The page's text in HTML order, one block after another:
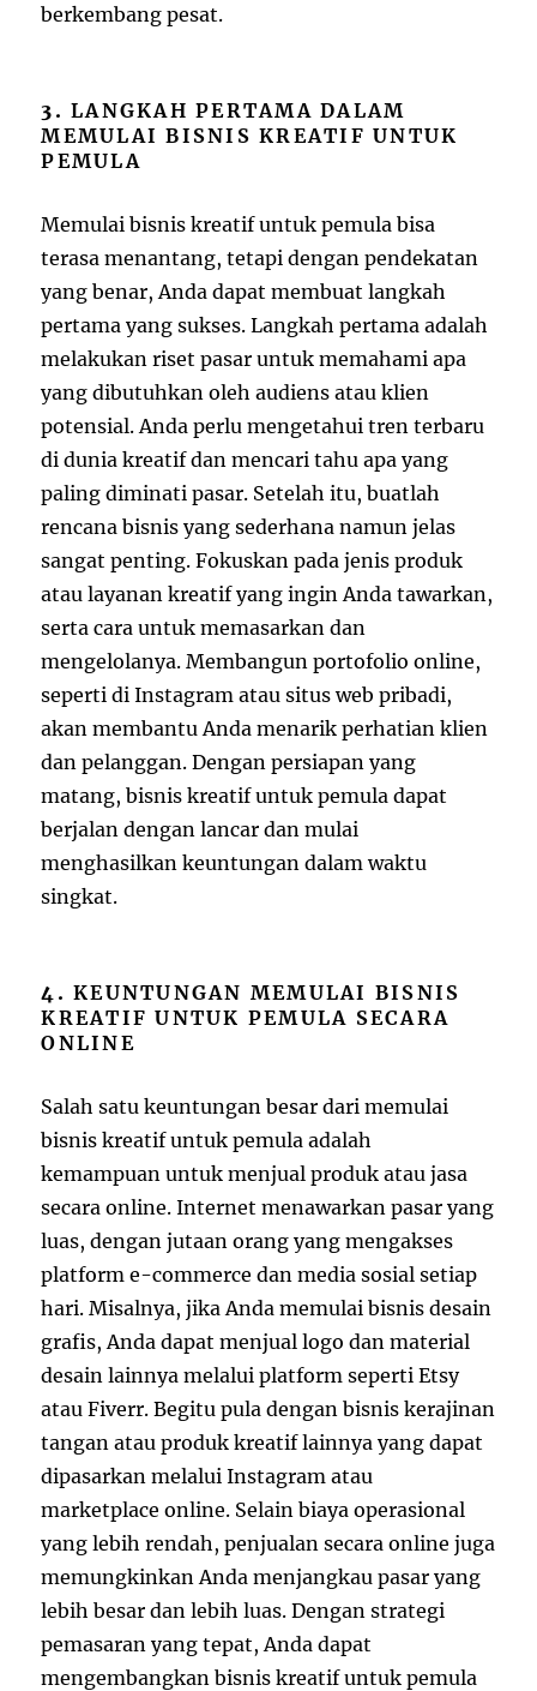
berkembang pesat.
3.LANGKAH PERTAMA DALAM
MEMULAI BISNIS KREATIF UNTUK
PEMULA
Memulai bisnis kreatif untuk pemula bisa
terasa menantang, tetapi dengan pendekatan
yang benar, Anda dapat membuat langkah
pertama yang sukses. Langkah pertama adalah
melakukan riset pasar untuk memahami apa
yang dibutuhkan oleh audiens atau klien
potensial. Anda perlu mengetahui tren terbaru
di dunia kreatif dan mencari tahu apa yang
paling diminati pasar. Setelah itu, buatlah
rencana bisnis yang sederhana namun jelas
sangat penting. Fokuskan pada jenis produk
atau layanan kreatif yang ingin Anda tawarkan,
serta cara untuk memasarkan dan
mengelolanya. Membangun portofolio online,
seperti di Instagram atau situs web pribadi,
akan membantu Anda menarik perhatian klien
dan pelanggan. Dengan persiapan yang
matang, bisnis kreatif untuk pemula dapat
berjalan dengan lancar dan mulai
menghasilkan keuntungan dalam waktu
singkat.
4.KEUNTUNGAN MEMULAI BISNIS
KREATIF UNTUK PEMULA SECARA
ONLINE
Salah satu keuntungan besar dari memulai
bisnis kreatif untuk pemula adalah
kemampuan untuk menjual produk atau jasa
secara online. Internet menawarkan pasar yang
luas, dengan jutaan orang yang mengakses
platform e-commerce dan media sosial setiap
hari. Misalnya, jika Anda memulai bisnis desain
grafis, Anda dapat menjual logo dan material
desain lainnya melalui platform seperti Etsy
atau Fiverr. Begitu pula dengan bisnis kerajinan
tangan atau produk kreatif lainnya yang dapat
dipasarkan melalui Instagram atau
marketplace online. Selain biaya operasional
yang lebih rendah, penjualan secara online juga
memungkinkan Anda menjangkau pasar yang
lebih besar dan lebih luas. Dengan strategi
pemasaran yang tepat, Anda dapat
mengembangkan bisnis kreatif untuk pemula